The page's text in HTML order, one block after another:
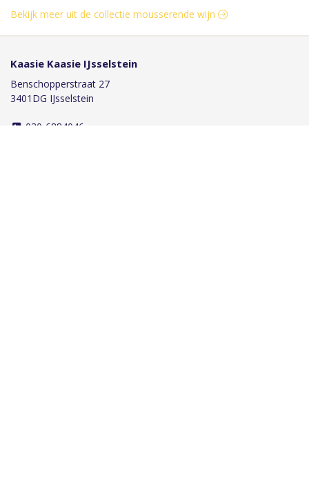
Bekijk meer uit de collectie mousserende wijn
Kaasie Kaasie IJsselstein
Benschopperstraat 27
3401DG IJsselstein
030-6884046